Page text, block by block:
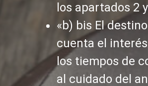
los apartados 2
«b) bis El
cuenta el
los tiempos de
al cuidado del